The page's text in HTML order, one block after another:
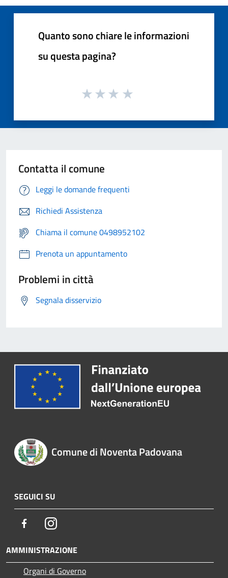
Quanto sono chiare le informazioni
su questa pagina?
Contatta il comune
Leggi le domande frequenti
Richiedi Assistenza
Chiama il comune 0498952102
Prenota un appuntamento
Problemi in città
Segnala disservizio
Comune di Noventa Padovana
SEGUICI SU
FacebookInstagram
AMMINISTRAZIONE
Organi di Governo